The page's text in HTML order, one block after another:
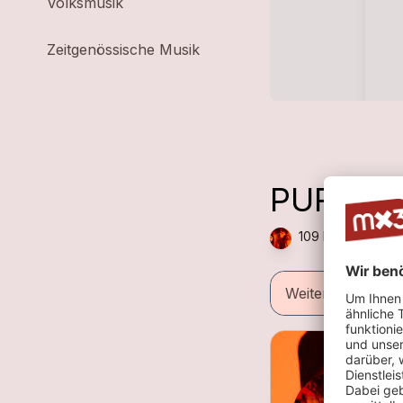
Zeitgenössische Musik
PURPLE
109 Plays — R&B
Weitere